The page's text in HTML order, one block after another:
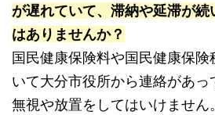
が遅れていて、滞納や延滞が
はありませんか？
国民健康保険料や国民健康保険
いて大分市役所から連絡があっ
無視や放置をしてはいけません。